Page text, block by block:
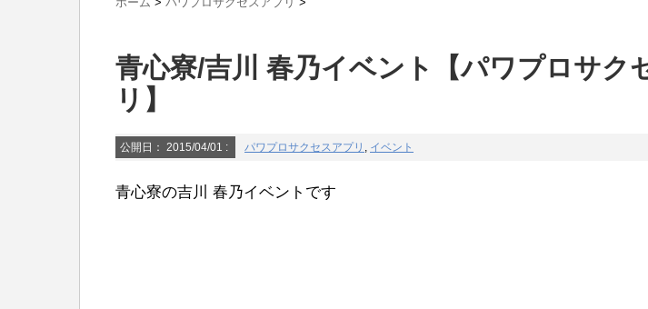
青心寮/吉川 春乃イベント【パワプロサク
リ】
公開日： 2015/04/01 : パワプロサクセスアプリ , イベント
青心寮の吉川 春乃イベントです